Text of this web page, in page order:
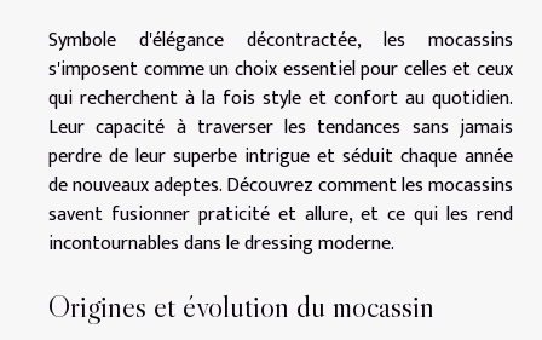
Symbole d'élégance décontractée, les mocassins
s'imposent comme un choix essentiel pour celles et ceux
qui recherchent à la fois style et confort au quotidien.
Leur capacité à traverser les tendances sans jamais
perdre de leur superbe intrigue et séduit chaque année
de nouveaux adeptes. Découvrez comment les mocassins
savent fusionner praticité et allure, et ce qui les rend
incontournables dans le dressing moderne.
Origines et évolution du mocassin